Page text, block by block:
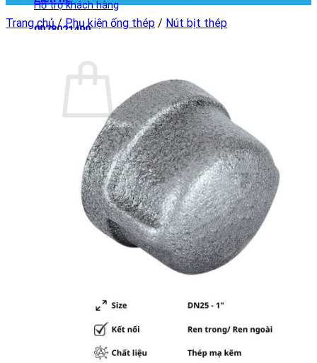
Hỗ trợ khách hàng
0978021499
Chưa có sản phẩm trong giỏ hàng.
Quay trở lại cửa hàng
Trang chủ / Phụ kiện ống thép / Nút bịt thép